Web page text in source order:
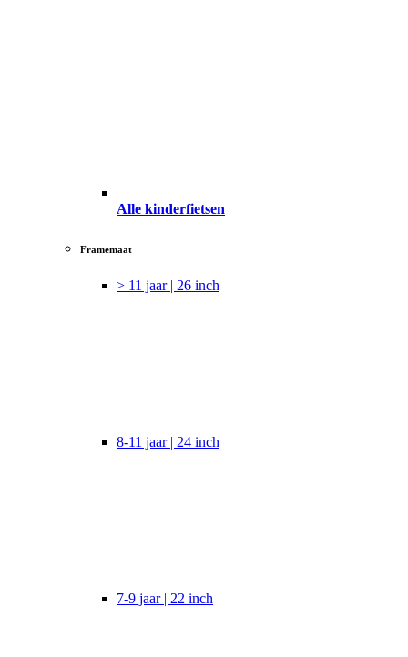
Alle kinderfietsen
Framemaat
> 11 jaar | 26 inch
8-11 jaar | 24 inch
7-9 jaar | 22 inch